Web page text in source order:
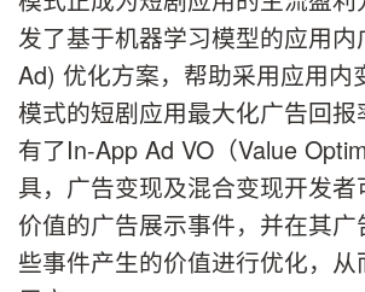
发了基于机器学习模型的应用
Ad) 优化方案，帮助采用应用内
模式的短剧应用最大化广告回报
有了In-App Ad VO（Value
具，广告变现及混合变现开发
价值的广告展示事件，并在其
些事件产生的价值进行优化，